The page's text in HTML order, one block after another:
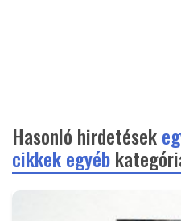
Hasonló hirdetések
cikkek egyéb